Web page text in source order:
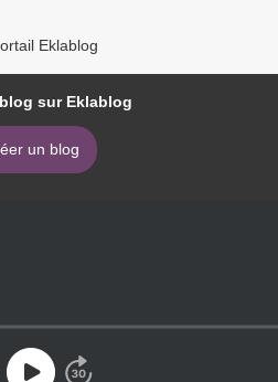
Eklablog
sur Eklablog
un blog